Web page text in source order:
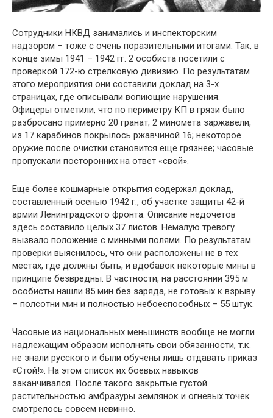
Сотрудники НКВД занимались и инспекторским
надзором – тоже с очень поразительными итогами. Так, в
конце зимы 1941 – 1942 гг. 2 особиста посетили с
проверкой 172-ю стрелковую дивизию. По результатам
этого мероприятия они составили доклад на 3-х
страницах, где описывали вопиющие нарушения.
Офицеры отметили, что по периметру КП в грязи было
разбросано примерно 20 гранат; 2 миномета заржавели,
из 17 карабинов покрылось ржавчиной 16; некоторое
оружие после очистки становится еще грязнее; часовые
пропускали посторонних на ответ «свой».
Еще более кошмарные открытия содержал доклад,
составленный осенью 1942 г., об участке защиты 42-й
армии Ленинградского фронта. Описание недочетов
здесь составило целых 37 листов. Немалую тревогу
вызвало положение с минными полями. По результатам
проверки выяснилось, что они расположены не в тех
местах, где должны быть, и вдобавок некоторые мины в
принципе безвредны. В частности, на расстоянии 395 м
особисты нашли 85 мин без заряда, не готовых к взрыву
– полсотни мин и полностью небоеспособных – 55 штук.
Часовые из национальных меньшинств вообще не могли
надлежащим образом исполнять свои обязанности, т.к.
не знали русского и были обучены лишь отдавать приказ
«Стой!». На этом список их боевых навыков
заканчивался. После такого закрытые густой
растительностью амбразуры землянок и огневых точек
смотрелось совсем невинно.